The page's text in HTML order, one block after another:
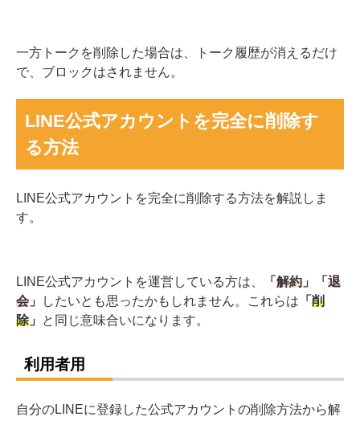
一方トークを削除した場合は、トーク履歴が消えるだけ
で、ブロックはされません。
LINE公式アカウントを完全に削除す
る方法
LINE公式アカウントを完全に削除する方法を解説しま
す。
LINE公式アカウントを運営している方は、 「 解約 」「 退
会 」 したいとも思ったかもしれません。これらは 「 削
除」 と同じ意味合いになります。
利用者用
自分のLINEに登録した公式アカウントの削除方法から解